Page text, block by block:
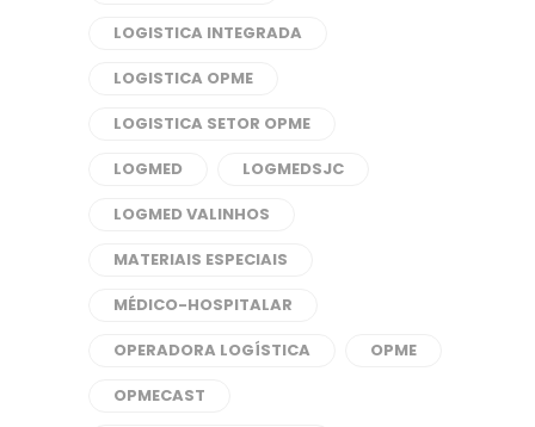
LOGISTICA INTEGRADA
LOGISTICA OPME
LOGISTICA SETOR OPME
LOGMED
LOGMEDSJC
LOGMED VALINHOS
MATERIAIS ESPECIAIS
MÉDICO-HOSPITALAR
OPERADORA LOGÍSTICA
OPME
OPMECAST